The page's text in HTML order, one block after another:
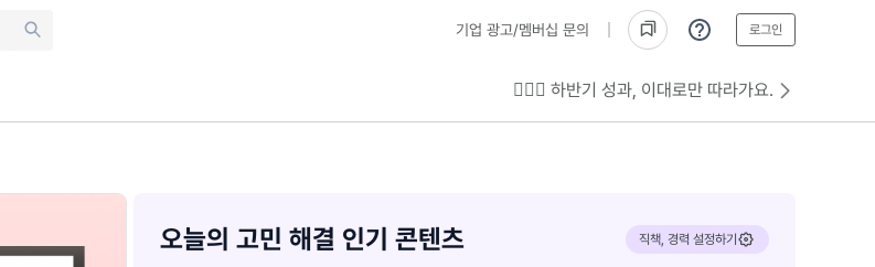
기업 광고/멤버십 문의 로그인
💁🏻‍♂️ 하반기 성과, 이대로만 따라가요.
오늘의 고민 해결 인기 콘텐츠 직책, 경력 설정하기